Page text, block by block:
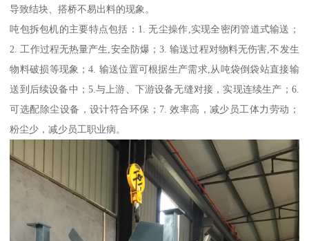
导致结块、搭桥不易出料的现象。
吨包拆包机的主要特点包括：1. 无尘操作,实现全密闭管道式输送；
2. 工作过程无热量产生,安全防爆；3. 输送过程对物料无伤害,不发生
物料破损等现象；4. 输送位置可根据生产需求,从吨袋倒袋站直接输
送到后续设备中；5.与上游、下游设备无缝对接，实现连续生产；6.
可选配除尘设备，设计符合环保；7. 效率高，减少员工体力劳动；
粉尘少，减少员工职业病。